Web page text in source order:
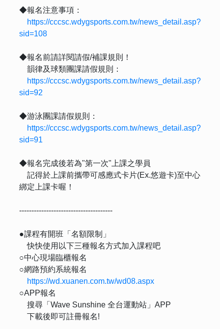
◆報名注意事項：
https://cccsc.wdygsports.com.tw/news_detail.asp?
sid=108
◆報名前請詳閱請假/補課規則！
韻律及球類團課請假規則：
https://cccsc.wdygsports.com.tw/news_detail.asp?
sid=92
◆游泳團課請假規則：
https://cccsc.wdygsports.com.tw/news_detail.asp?
sid=91
◆報名完成後若為"第一次"上課之學員
記得於上課前攜帶可感應式卡片(Ex.悠遊卡)至中心
綁定上課卡喔！
--------------------------------------
●課程有開班「名額限制」
快快使用以下三種報名方式加入課程吧
○中心現場臨櫃報名
○網路預約系統報名
https://wd.xuanen.com.tw/wd08.aspx
○APP報名
搜尋「Wave Sunshine 全台運動站」APP
下載後即可註冊報名!